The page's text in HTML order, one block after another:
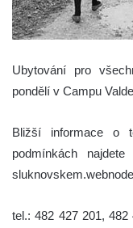
Ubytování pro
pondělí v Campu
Bližší informace o
podmínkách
tel.: 482 427 201,